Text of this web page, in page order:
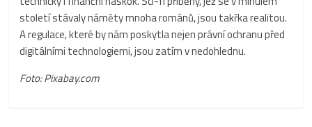
století stávaly náměty mnoha románů, jsou takřka realitou.
A regulace, které by nám poskytla nejen právní ochranu před
digitálními technologiemi, jsou zatím v nedohlednu.
Foto: Pixabay.com